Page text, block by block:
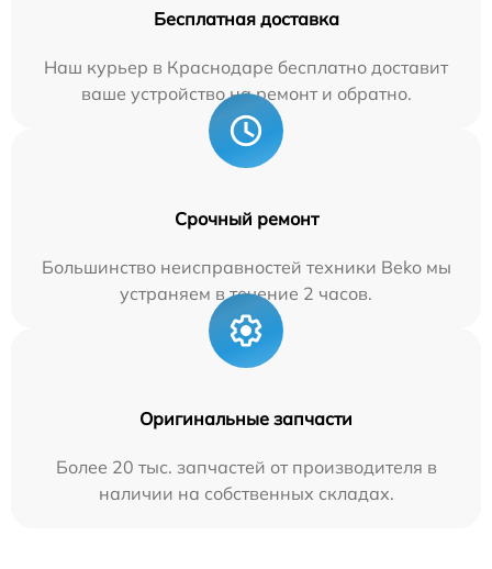
Бесплатная доставка
Наш курьер в Краснодаре бесплатно доставит
ваше устройство на ремонт и обратно.
Срочный ремонт
Большинство неисправностей техники Beko мы
устраняем в течение 2 часов.
Оригинальные запчасти
Более 20 тыс. запчастей от производителя в
наличии на собственных складах.